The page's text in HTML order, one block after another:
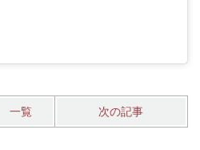
一覧 次の記事